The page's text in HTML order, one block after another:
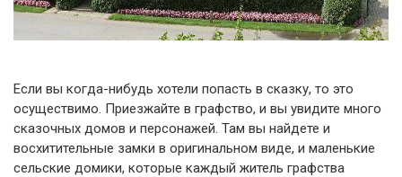
Если вы когда-нибудь хотели попасть в сказку, то это
осуществимо. Приезжайте в графство, и вы увидите много
сказочных домов и персонажей. Там вы найдете и
восхитительные замки в оригинальном виде, и маленькие
сельские домики, которые каждый житель графства